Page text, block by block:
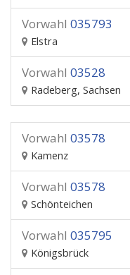
Vorwahl 035793
Elstra
Vorwahl 03528
Radeberg, Sachsen
Vorwahl 03578
Kamenz
Vorwahl 03578
Schönteichen
Vorwahl 035795
Königsbrück